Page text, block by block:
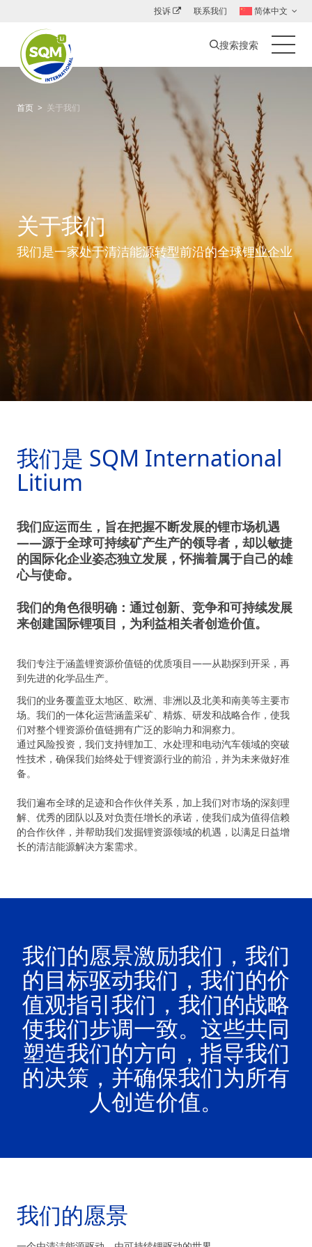
投诉 联系我们 简体中文
SQM
International
Lithium
搜索搜索
主
菜
首页 > 关于我们
关于我们
我们是一家处于清洁能源转型前沿的全球锂业企业
我们是 SQM International
Litium
我们应运而生，旨在把握不断发展的锂市场机遇
——源于全球可持续矿产生产的领导者，却以敏捷
的国际化企业姿态独立发展，怀揣着属于自己的雄
心与使命。
我们的角色很明确：通过创新、竞争和可持续发展
来创建国际锂项目，为利益相关者创造价值。
我们专注于涵盖锂资源价值链的优质项目——从勘探到开采，再
到先进的化学品生产。
我们的业务覆盖亚太地区、欧洲、非洲以及北美和南美等主要市
场。我们的一体化运营涵盖采矿、精炼、研发和战略合作，使我
们对整个锂资源价值链拥有广泛的影响力和洞察力。
通过风险投资，我们支持锂加工、水处理和电动汽车领域的突破
性技术，确保我们始终处于锂资源行业的前沿，并为未来做好准
备。
我们遍布全球的足迹和合作伙伴关系，加上我们对市场的深刻理
解、优秀的团队以及对负责任增长的承诺，使我们成为值得信赖
的合作伙伴，并帮助我们发掘锂资源领域的机遇，以满足日益增
长的清洁能源解决方案需求。
我们的愿景激励我们，我们
的目标驱动我们，我们的价
值观指引我们，我们的战略
使我们步调一致。这些共同
塑造我们的方向，指导我们
的决策，并确保我们为所有
人创造价值。
我们的愿景